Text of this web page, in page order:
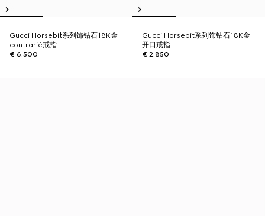
Gucci Horsebit系列饰钻石18K金
contrarié戒指
€ 6.500
Gucci Horsebit系列饰钻石18K金
开口戒指
€ 2.850